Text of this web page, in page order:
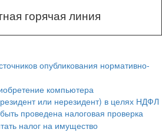
горячая линия
опубликования нормативно-
компьютера
или нерезидент) в целях НДФЛ
проведена налоговая проверка
налог на имущество